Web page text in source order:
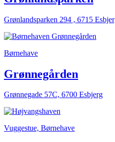
Grønlandsparken 294 , 6715
Børnehave
Grønnegården
Grønnegade 57C, 6700 Esbjerg
Vuggestue, Børnehave